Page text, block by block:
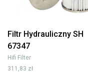
Filtr Hydrauliczny SH
67347
Hifi Filter
311,83 zł